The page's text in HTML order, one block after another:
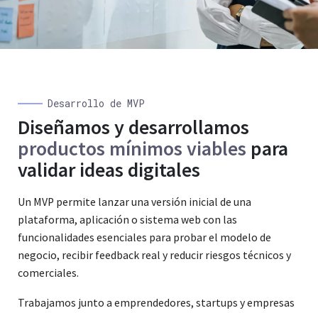
Desarrollo de MVP
Diseñamos y desarrollamos
productos mínimos viables para
validar ideas digitales
Un MVP permite lanzar una versión inicial de una
plataforma, aplicación o sistema web con las
funcionalidades esenciales para probar el modelo de
negocio, recibir feedback real y reducir riesgos técnicos y
comerciales.
Trabajamos junto a emprendedores, startups y empresas